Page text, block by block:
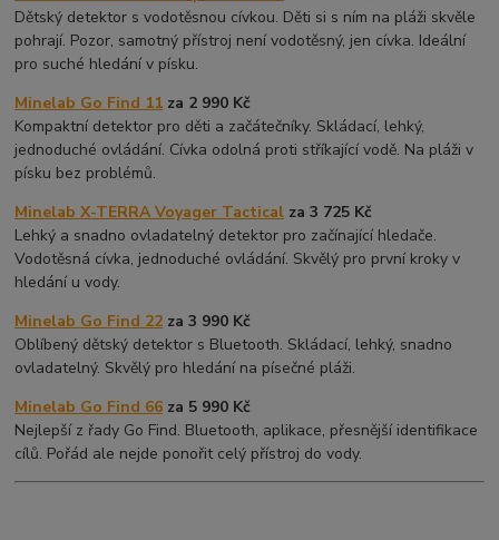
Dětský detektor s vodotěsnou cívkou. Děti si s ním na pláži skvěle
pohrají. Pozor, samotný přístroj není vodotěsný, jen cívka. Ideální
pro suché hledání v písku.
Minelab Go Find 11 za 2 990 Kč
Kompaktní detektor pro děti a začátečníky. Skládací, lehký,
jednoduché ovládání. Cívka odolná proti stříkající vodě. Na pláži v
písku bez problémů.
Minelab X-TERRA Voyager Tactical za 3 725 Kč
Lehký a snadno ovladatelný detektor pro začínající hledače.
Vodotěsná cívka, jednoduché ovládání. Skvělý pro první kroky v
hledání u vody.
Minelab Go Find 22 za 3 990 Kč
Oblíbený dětský detektor s Bluetooth. Skládací, lehký, snadno
ovladatelný. Skvělý pro hledání na písečné pláži.
Minelab Go Find 66 za 5 990 Kč
Nejlepší z řady Go Find. Bluetooth, aplikace, přesnější identifikace
cílů. Pořád ale nejde ponořit celý přístroj do vody.